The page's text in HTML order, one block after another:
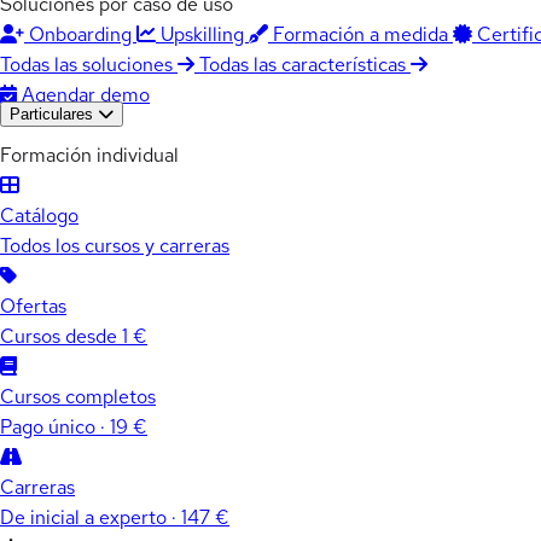
Onboarding
Upskilling Formación a medida
Todas las soluciones
Todas las características
Agendar demo
Particulares
Formación individual
Catálogo
Todos los cursos y carreras
Ofertas
Cursos desde 1 €
Cursos completos
Pago único · 19 €
Carreras
De inicial a experto · 147 €